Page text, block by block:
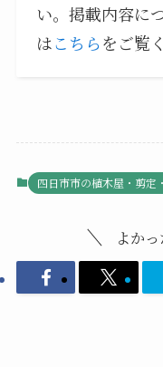
い。掲載内容に
はこちらをご覧
四日市市の植木屋・剪定
よか